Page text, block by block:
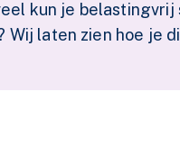
kun je
laten zien hoe je